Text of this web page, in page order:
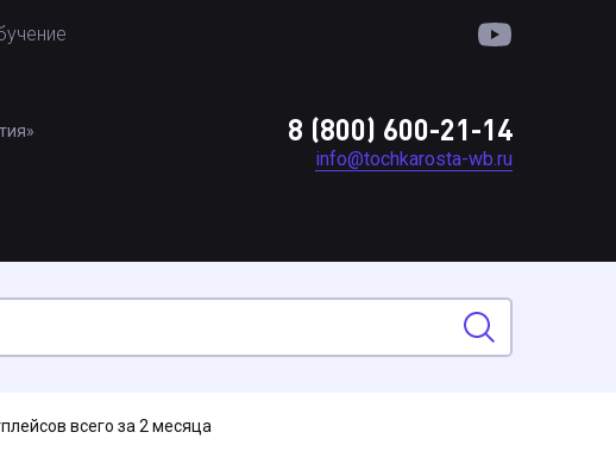
8 (800) 600-21-14
info@tochkarosta-wb.ru
всего за 2 месяца